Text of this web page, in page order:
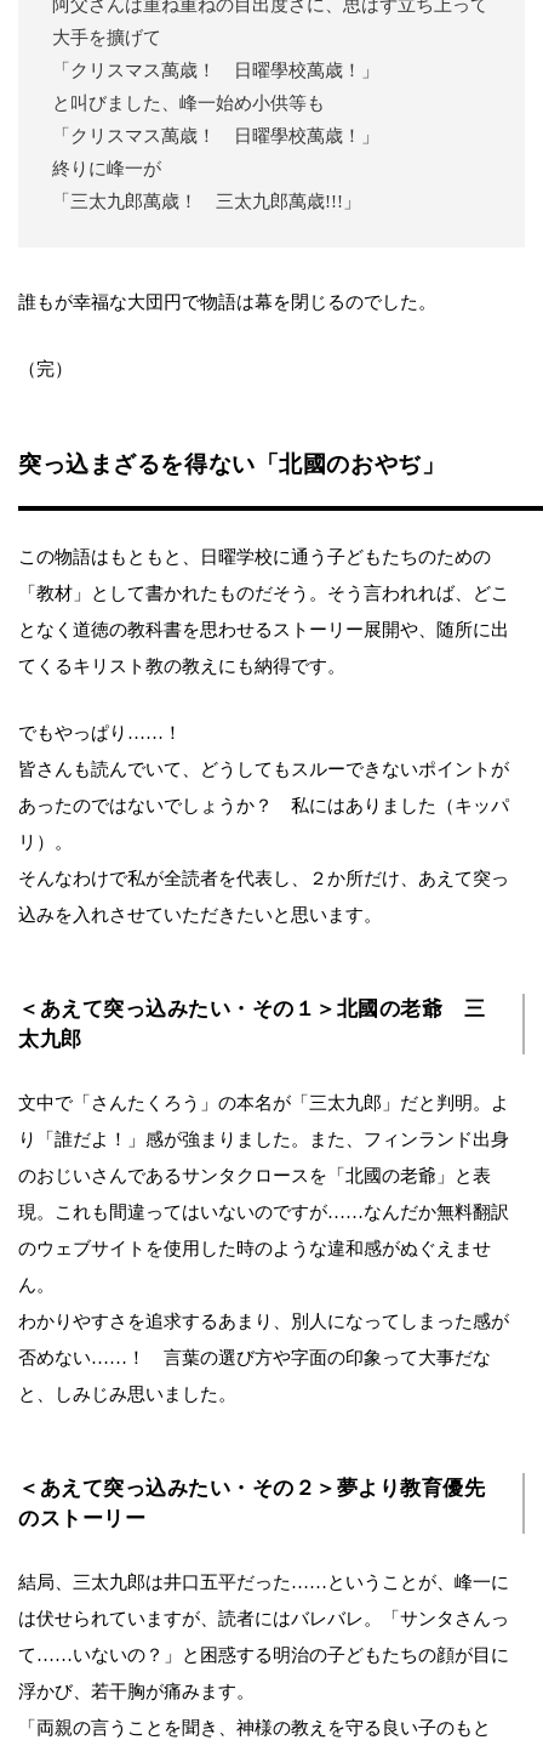
阿父さんは重ね重ねの目出度さに、思はず立ち上って
大手を擴げて
「クリスマス萬歳！ 日曜學校萬歳！」
と叫びました、峰一始め小供等も
「クリスマス萬歳！ 日曜學校萬歳！」
終りに峰一が
「三太九郎萬歳！ 三太九郎萬歳!!!」
誰もが幸福な大団円で物語は幕を閉じるのでした。
（完）
突っ込まざるを得ない「北國のおやぢ」
この物語はもともと、日曜学校に通う子どもたちのための
「教材」として書かれたものだそう。そう言われれば、どこ
となく道徳の教科書を思わせるストーリー展開や、随所に出
てくるキリスト教の教えにも納得です。
でもやっぱり……！
皆さんも読んでいて、どうしてもスルーできないポイントが
あったのではないでしょうか？ 私にはありました（キッパ
リ）。
そんなわけで私が全読者を代表し、２か所だけ、あえて突っ
込みを入れさせていただきたいと思います。
＜あえて突っ込みたい・その１＞北國の老爺 三
太九郎
文中で「さんたくろう」の本名が「三太九郎」だと判明。よ
り「誰だよ！」感が強まりました。また、フィンランド出身
のおじいさんであるサンタクロースを「北國の老爺」と表
現。これも間違ってはいないのですが……なんだか無料翻訳
のウェブサイトを使用した時のような違和感がぬぐえませ
ん。
わかりやすさを追求するあまり、別人になってしまった感が
否めない……！ 言葉の選び方や字面の印象って大事だな
と、しみじみ思いました。
＜あえて突っ込みたい・その２＞夢より教育優先
のストーリー
結局、三太九郎は井口五平だった……ということが、峰一に
は伏せられていますが、読者にはバレバレ。「サンタさんっ
て……いないの？」と困惑する明治の子どもたちの顔が目に
浮かび、若干胸が痛みます。
「両親の言うことを聞き、神様の教えを守る良い子のもと